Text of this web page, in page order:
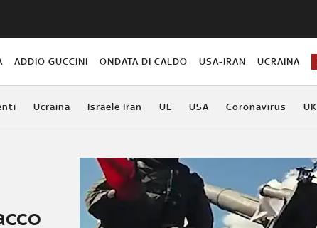
ADDIO GUCCINI ONDATA DI CALDO USA-IRAN UCRAINA
Ucraina Israele Iran UE USA Coronavirus UK